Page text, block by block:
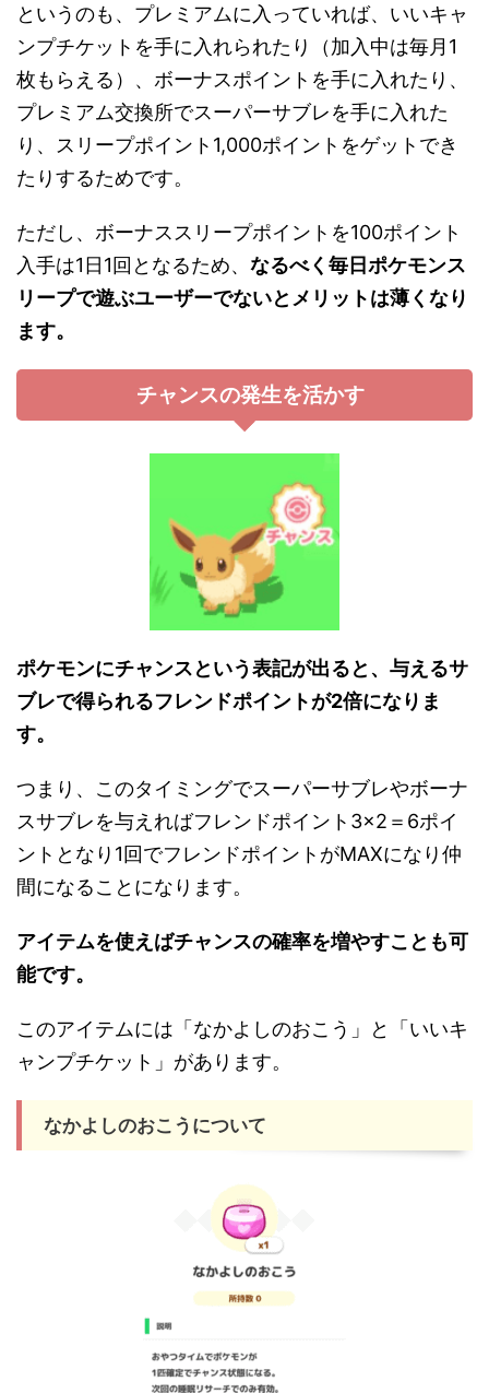
というのも、プレミアムに入っていれば、いいキャ
ンプチケットを手に入れられたり（加入中は毎月1
枚もらえる）、ボーナスポイントを手に入れたり、
プレミアム交換所でスーパーサブレを手に入れた
り、スリープポイント1,000ポイントをゲットでき
たりするためです。
ただし、ボーナススリープポイントを100ポイント
入手は1日1回となるため、 なるべく毎日ポケモンス
リープで遊ぶユーザーでないとメリットは薄くなり
ます。
チャンスの発生を活かす
ポケモンにチャンスという表記が出ると、与えるサ
ブレで得られるフレンドポイントが2倍になりま
す。
つまり、このタイミングでスーパーサブレやボーナ
スサブレを与えればフレンドポイント3×2＝6ポイ
ントとなり1回でフレンドポイントがMAXになり仲
間になることになります。
アイテムを使えばチャンスの確率を増やすことも可
能です。
このアイテムには「なかよしのおこう」と「いいキ
ャンプチケット」があります。
なかよしのおこうについて